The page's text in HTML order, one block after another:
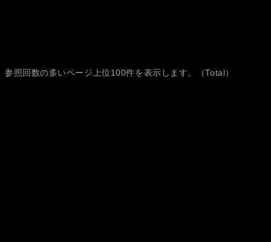
参照回数の多いページ上位100件を表示します。（Total）